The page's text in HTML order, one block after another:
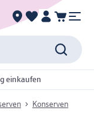
einkaufen
Konserven